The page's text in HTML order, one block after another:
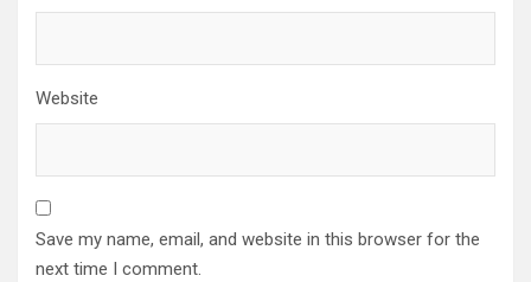
Website
Save my name, email, and website in this browser for the
next time I comment.